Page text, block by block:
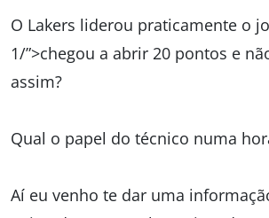
O Lakers liderou praticamente o
1/”>chegou a abrir 20 pontos e
assim?
Qual o papel do técnico numa
Aí eu venho te dar uma